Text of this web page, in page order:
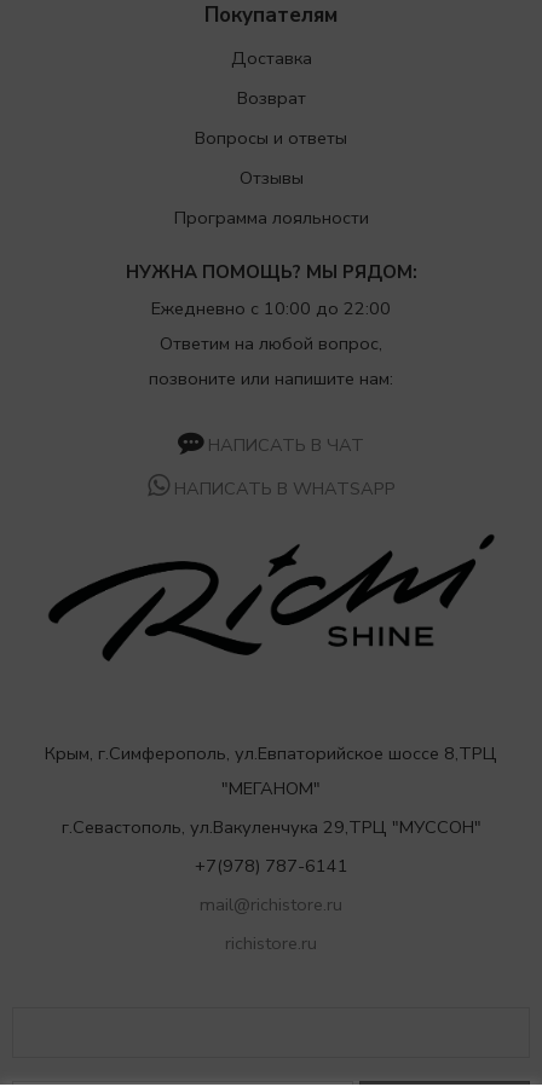
Покупателям
Доставка
Возврат
Вопросы и ответы
Отзывы
Программа лояльности
НУЖНА ПОМОЩЬ? МЫ РЯДОМ:
Ежедневно с 10:00 до 22:00
Ответим на любой вопрос,
позвоните или напишите нам:
НАПИСАТЬ В ЧАТ
НАПИСАТЬ В WHATSAPP
Крым, г.Симферополь, ул.Евпаторийское шоссе 8,ТРЦ
"МЕГАНОМ"
г.Севастополь, ул.Вакуленчука 29,ТРЦ "МУССОН"
+7(978) 787-6141
mail@richistore.ru
richistore.ru